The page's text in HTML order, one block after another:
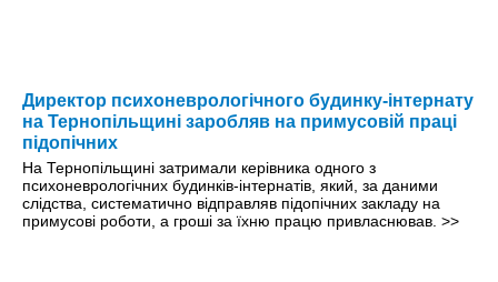
Директор психоневрологічного будинку-інтернату
на Тернопільщині заробляв на примусовій праці
підопічних
На Тернопільщині затримали керівника одного з
психоневрологічних будинків-інтернатів, який, за даними
слідства, систематично відправляв підопічних закладу на
примусові роботи, а гроші за їхню працю привласнював. >>